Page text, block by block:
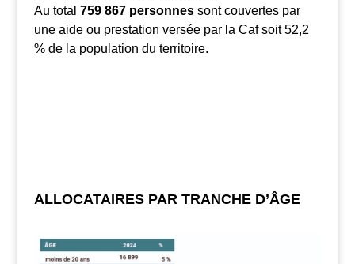
Au total 759 867 personnessont couvertes par
une aide ou prestation versée par la Caf soit 52,2
% de la population du territoire.
ALLOCATAIRES PAR TRANCHE D’ÂGE